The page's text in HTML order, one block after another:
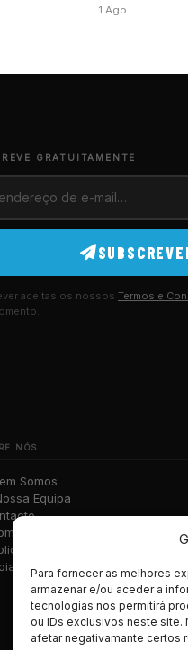
Para fornecer as melhores
armazenar e/ou aceder a
tecnologias nos permitirá
ou IDs exclusivos neste site.
afetar negativamante certos
1 Ago
GRATUITAMENTE
aceitas os nossos Termos e
NÓS
Somos
Equipa
a Tua Música
o Projeto